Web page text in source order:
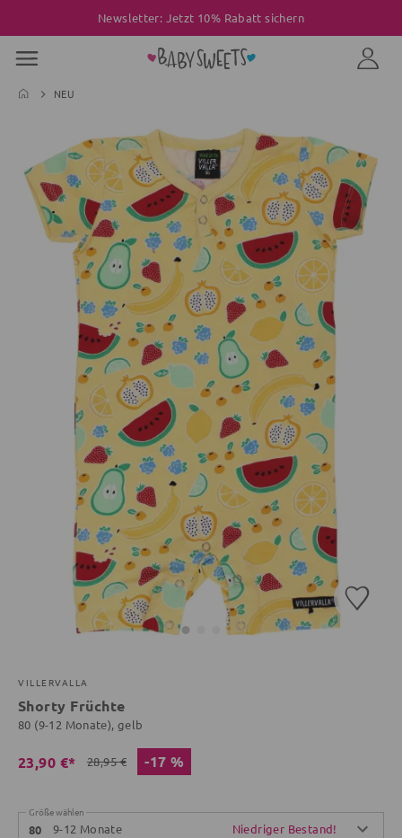
Newsletter: Jetzt 10% Rabatt sichern
NEU
VILLERVALLA
Shorty Früchte
80 (9-12 Monate), gelb
23,90 €* 28,95 € -17 %
Größe wählen
80 9-12 Monate Niedriger Bestand!